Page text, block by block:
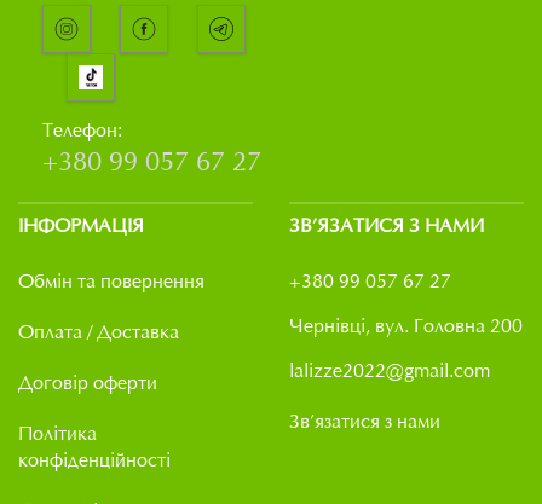
Телефон:
+380 99 057 67 27
ІНФОРМАЦІЯ
Обмін та повернення
Оплата / Доставка
Договір оферти
Політика
конфіденційності
ЗВ’ЯЗАТИСЯ З НАМИ
+380 99 057 67 27
Чернівці, вул. Головна 200
lalizze2022@gmail.com
Зв’язатися з нами